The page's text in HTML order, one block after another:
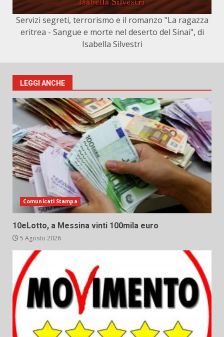
Servizi segreti, terrorismo e il romanzo "La ragazza
eritrea - Sangue e morte nel deserto del Sinai", di
Isabella Silvestri
LEGGI ANCHE
Comunicati Stampa
10eLotto, a Messina vinti 100mila euro
5 Agosto 2026